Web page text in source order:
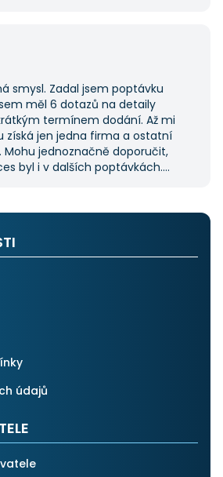
práce.
smysl. Zadal jsem poptávku
měl 6 dotazů na detaily
termínem dodání. Až mi
získá jen jedna firma a ostatní
jednoznačně doporučit,
byl i v dalších poptávkách.
údajů